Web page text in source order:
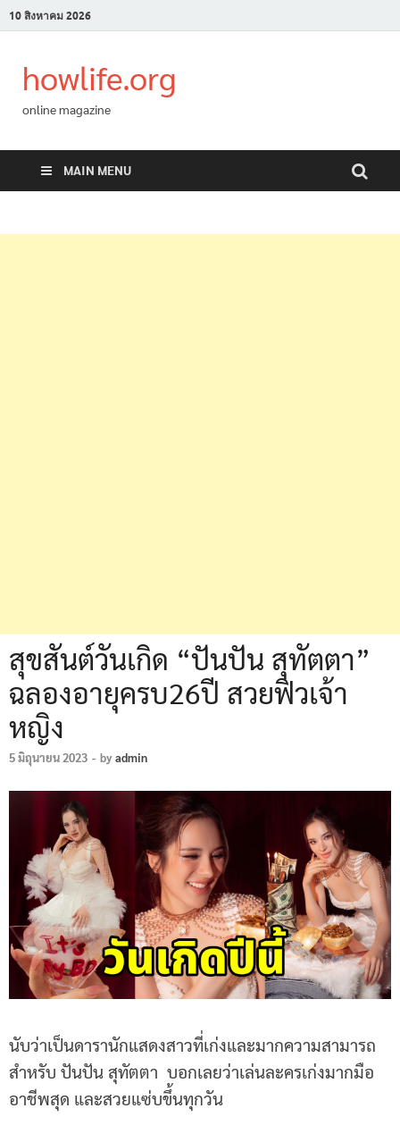
10 สิงหาคม 2026
howlife.org
online magazine
MAIN MENU
สุขสันต์วันเกิด “ปันปัน สุทัตตา”
ฉลองอายุครบ26ปี สวยฟิวเจ้า
หญิง
5 มิถุนายน 2023 - byadmin
นับว่าเป็นดารานักแสดงสาวที่เก่งและมากความสามารถ
สำหรับ ปันปัน สุทัตตา บอกเลยว่าเล่นละครเก่งมากมือ
อาชีพสุด และสวยแซ่บขึ้นทุกวัน